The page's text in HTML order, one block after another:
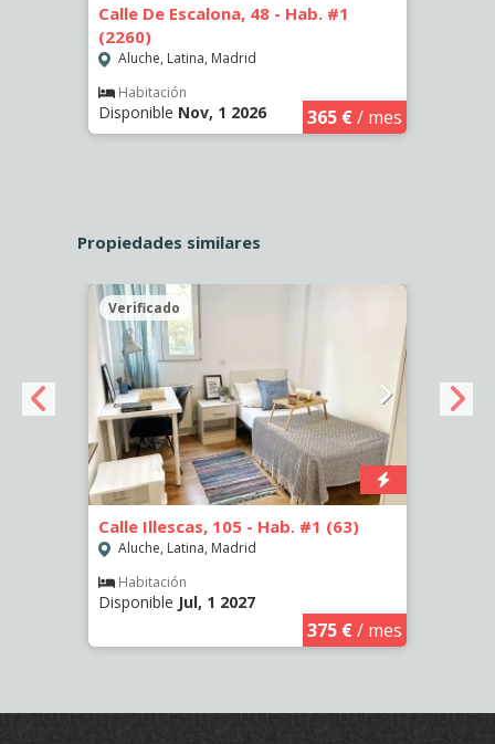
Calle De Escalona, 48 - Hab. #1
(2260)
Aluche, Latina, Madrid
Habitación
Disponible Nov, 1 2026 365 €/ mes
Propiedades similares
Verificado
Calle Illescas, 105 - Hab. #1 (63)
Aluche, Latina, Madrid
Habitación
Disponible Jul, 1 2027
375 €/ mes